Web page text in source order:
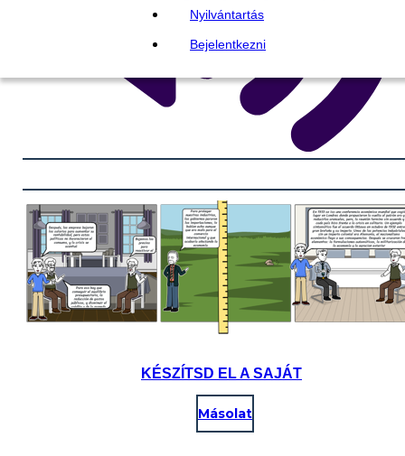
Nyilvántartás
Bejelentkezni
KÉSZÍTSD EL A SAJÁT
Másolat